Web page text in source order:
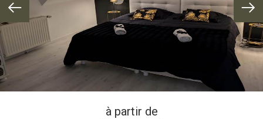
Chambre nuit dorée gîte de groupe 14 personnes
à partir de